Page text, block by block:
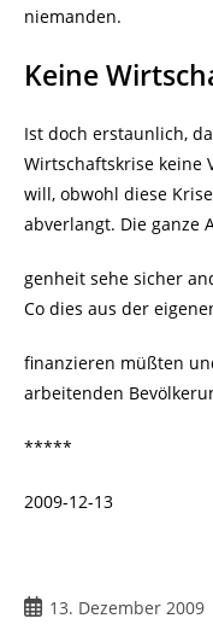
niemanden.
Keine
Ist doch erstaunlich,
Wirtschaftskrise keine
will, obwohl diese
abverlangt. Die ganze
genheit sehe sicher
Co dies aus der
finanzieren müßten
arbeitenden
*****
2009-12-13
Beitrag13. Dezember 2009